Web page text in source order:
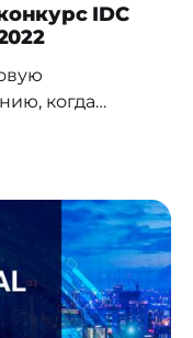
IDC
когда
До COVID-19
по всему миру
США.